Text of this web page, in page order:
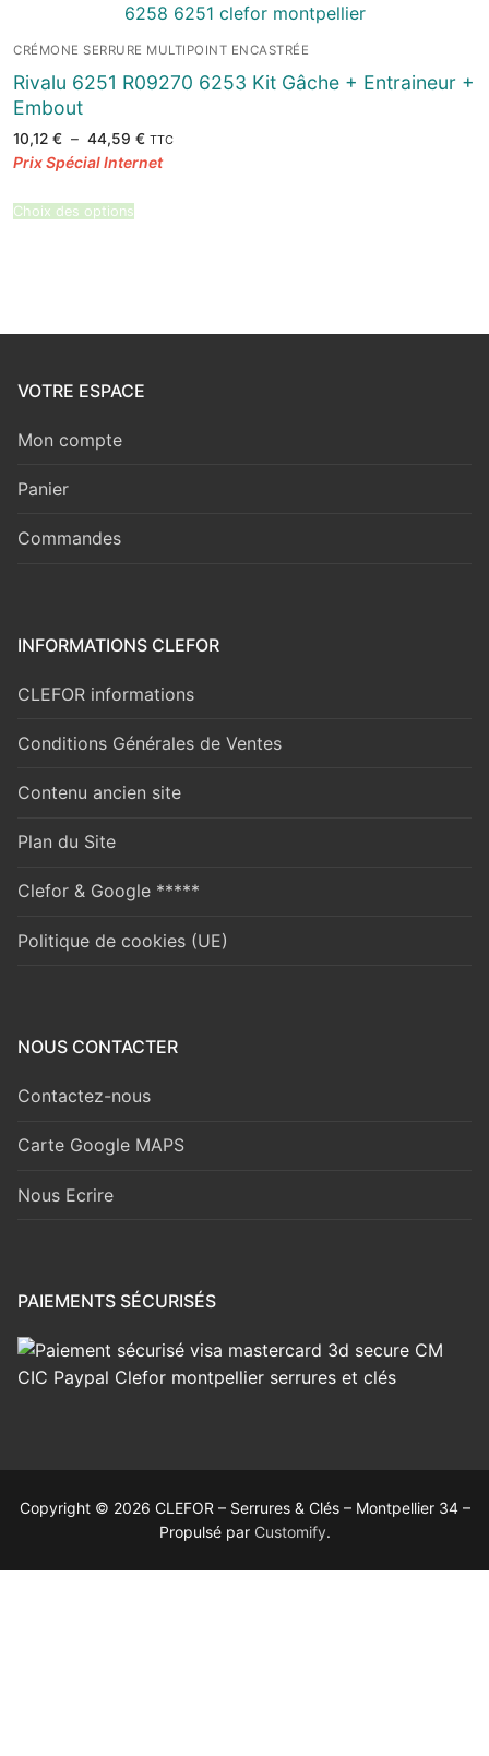
CRÉMONE SERRURE MULTIPOINT ENCASTRÉE
Rivalu 6251 R09270 6253 Kit Gâche + Entraineur +
Embout
10,12 € – 44,59 €Plage
prix :
TTC
Choix des options
VOTRE ESPACE
Mon compte
Panier
Commandes
INFORMATIONS CLEFOR
CLEFOR informations
Conditions Générales de Ventes
Contenu ancien site
Plan du Site
Clefor & Google *****
Politique de cookies (UE)
NOUS CONTACTER
Contactez-nous
Carte Google MAPS
Nous Ecrire
PAIEMENTS SÉCURISÉS
Copyright © 2026 CLEFOR – Serrures & Clés – Montpellier 34 –
Propulsé par Customify.